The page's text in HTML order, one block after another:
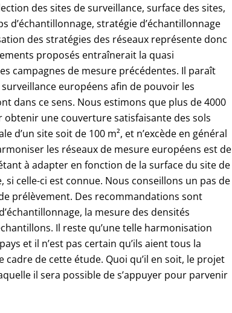
des sites de surveillance, surface des sites,
d’échantillonnage, stratégie d’échantillonnage
des stratégies des réseaux représente donc
proposés entraînerait la quasi
campagnes de mesure précédentes. Il paraît
européens afin de pouvoir les
dans ce sens. Nous estimons que plus de 4000
une couverture satisfaisante des sols
d’un site soit de 100 m², et n’excède en général
les réseaux de mesure européens est de
à adapter en fonction de la surface du site de
celle-ci est connue. Nous conseillons un pas de
prélèvement. Des recommandations sont
la mesure des densités
Il reste qu’une telle harmonisation
et il n’est pas certain qu’ils aient tous la
de cette étude. Quoi qu’il en soit, le projet
il sera possible de s’appuyer pour parvenir